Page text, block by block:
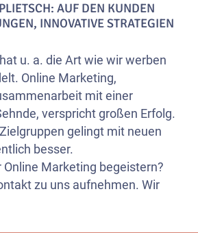
AUF DEN KUNDEN
INNOVATIVE STRATEGIEN
u. a. die Art wie wir werben
Online Marketing,
mit einer
verspricht großen Erfolg.
gelingt mit neuen
besser.
Online Marketing begeistern?
zu uns aufnehmen. Wir